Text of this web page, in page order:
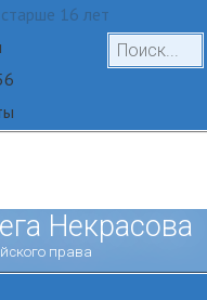
Некрасова
права